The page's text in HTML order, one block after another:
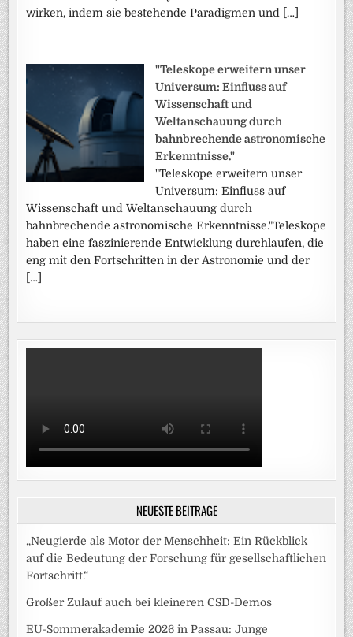
wirken, indem sie bestehende Paradigmen und […]
"Teleskope erweitern unser
Universum: Einfluss auf
Wissenschaft und
Weltanschauung durch
bahnbrechende astronomische
Erkenntnisse."
"Teleskope erweitern unser
Universum: Einfluss auf
Wissenschaft und Weltanschauung durch
bahnbrechende astronomische Erkenntnisse."Teleskope
haben eine faszinierende Entwicklung durchlaufen, die
eng mit den Fortschritten in der Astronomie und der
[…]
NEUESTE BEITRÄGE
„Neugierde als Motor der Menschheit: Ein Rückblick
auf die Bedeutung der Forschung für gesellschaftlichen
Fortschritt.“
Großer Zulauf auch bei kleineren CSD-Demos
EU-Sommerakademie 2026 in Passau: Junge